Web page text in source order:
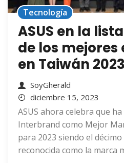
Tecnología
ASUS en la
de los mejores
en Taiwán 2023
SoyGherald
diciembre 15, 2023
ASUS ahora celebra que
Interbrand como Mejor
para 2023 siendo el
reconocida como la marca